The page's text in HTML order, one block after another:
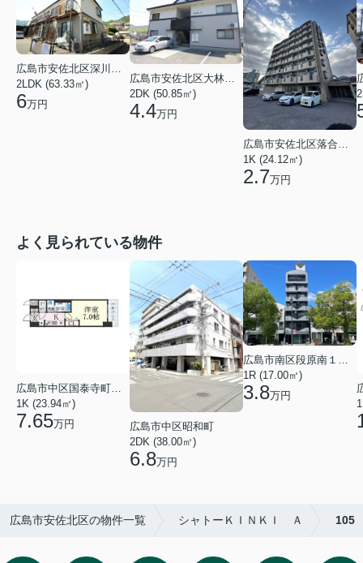
広島市安佐北区深川１丁目
2LDK (63.33㎡)
6万円
2DK (50.85㎡)
4.4万円
広島市安佐北区落合南３丁目
1K (24.12㎡)
2.7万円
よく見られている物件
広島市中区国泰寺町２丁目
1K (23.94㎡)
7.65万円
広島市中区昭和町
2DK (38.00㎡)
6.8万円
広島市南区段原南１丁目
1R (17.00㎡)
3.8万円
広島市安佐北区の物件一覧 シャトーＫＩＮＫＩ Ａ 105